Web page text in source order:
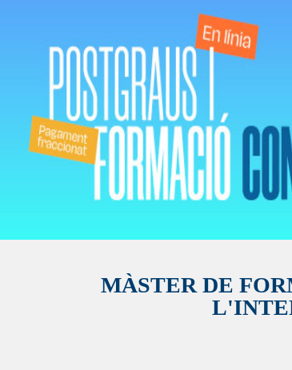
MÀSTER DE